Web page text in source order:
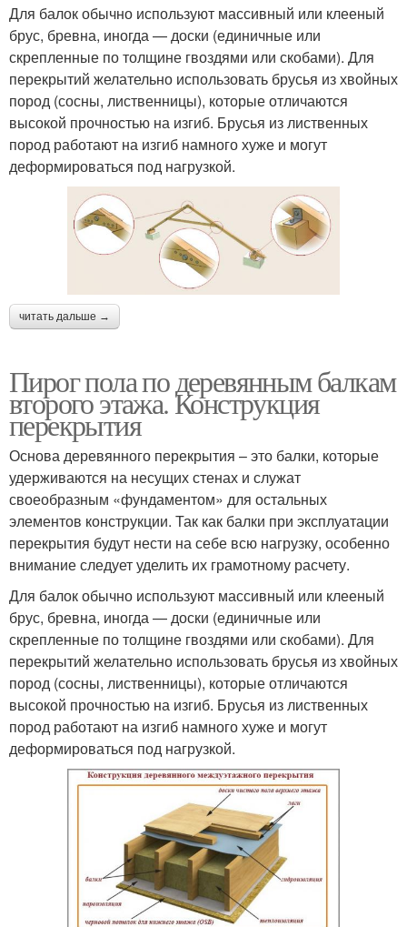
Для балок обычно используют массивный или клееный
брус, бревна, иногда — доски (единичные или
скрепленные по толщине гвоздями или скобами). Для
перекрытий желательно использовать брусья из хвойных
пород (сосны, лиственницы), которые отличаются
высокой прочностью на изгиб. Брусья из лиственных
пород работают на изгиб намного хуже и могут
деформироваться под нагрузкой.
читать дальше →
Пирог пола по деревянным балкам
второго этажа. Конструкция
перекрытия
Основа деревянного перекрытия – это балки, которые
удерживаются на несущих стенах и служат
своеобразным «фундаментом» для остальных
элементов конструкции. Так как балки при эксплуатации
перекрытия будут нести на себе всю нагрузку, особенно
внимание следует уделить их грамотному расчету.
Для балок обычно используют массивный или клееный
брус, бревна, иногда — доски (единичные или
скрепленные по толщине гвоздями или скобами). Для
перекрытий желательно использовать брусья из хвойных
пород (сосны, лиственницы), которые отличаются
высокой прочностью на изгиб. Брусья из лиственных
пород работают на изгиб намного хуже и могут
деформироваться под нагрузкой.